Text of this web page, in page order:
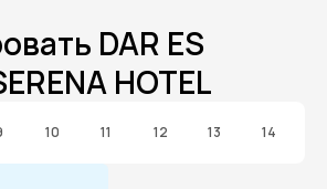
DAR ES
HOTEL
10 11 12 13 14